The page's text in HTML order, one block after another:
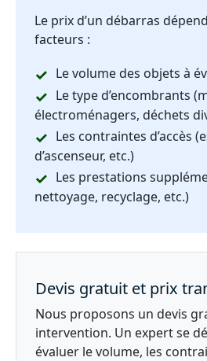
Le prix d’un débarras
facteurs :
Le volume des objets à
Le type d’encombrants
électroménagers, déchets
Les contraintes d’accès
d’ascenseur, etc.)
Les prestations
nettoyage, recyclage, etc.)
Devis gratuit et prix
Nous proposons un devis
intervention. Un expert se
évaluer le volume, les